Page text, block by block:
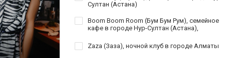
Султан (Астана)
Boom Boom Room (Бум Бум Рум), семейное
кафе в городе Нур-Султан (Астана),
Zaza (Заза), ночной клуб в городе Алматы